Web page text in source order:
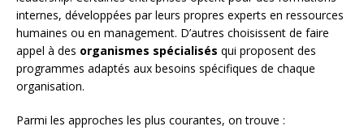
internes, développées par leurs propres experts en ressources
humaines ou en management. D’autres choisissent de faire
appel à des organismes spécialisés qui proposent des
programmes adaptés aux besoins spécifiques de chaque
organisation.
Parmi les approches les plus courantes, on trouve :